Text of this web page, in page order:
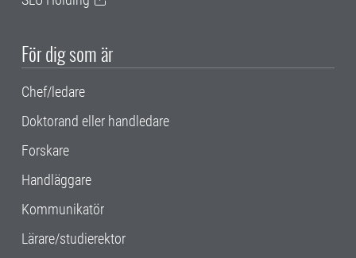
För dig som är
Chef/ledare
Doktorand eller handledare
Forskare
Handläggare
Kommunikatör
Lärare/studierektor